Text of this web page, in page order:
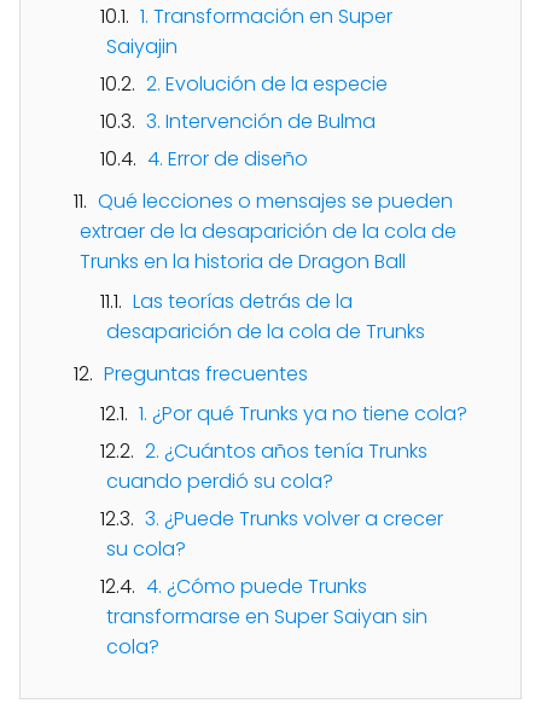
1. Transformación en Super
Saiyajin
2. Evolución de la especie
3. Intervención de Bulma
4. Error de diseño
Qué lecciones o mensajes se pueden
extraer de la desaparición de la cola de
Trunks en la historia de Dragon Ball
Las teorías detrás de la
desaparición de la cola de Trunks
Preguntas frecuentes
1. ¿Por qué Trunks ya no tiene cola?
2. ¿Cuántos años tenía Trunks
cuando perdió su cola?
3. ¿Puede Trunks volver a crecer
su cola?
4. ¿Cómo puede Trunks
transformarse en Super Saiyan sin
cola?